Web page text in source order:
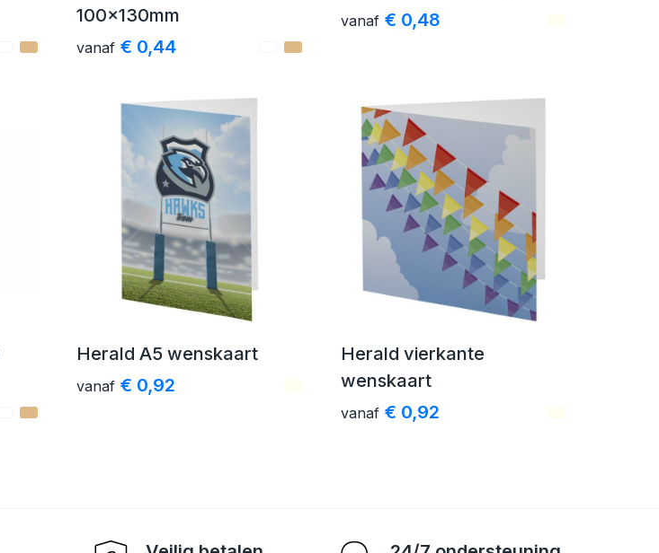
100x130mm
vanaf € 0,44
vanaf € 0,48
Herald A5 wenskaart
vanaf € 0,92
Herald vierkante
wenskaart
vanaf € 0,92